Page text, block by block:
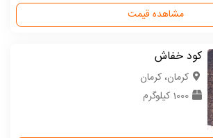
مشاهده قیمت
کود خفاش
كرمان، کرمان
1000 کیلوگرم